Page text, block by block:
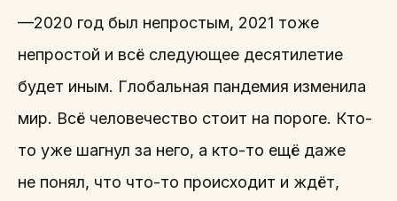
—2020 год был непростым, 2021 тоже
непростой и всё следующее десятилетие
будет иным. Глобальная пандемия изменила
мир. Всё человечество стоит на пороге. Кто-
то уже шагнул за него, а кто-то ещё даже
не понял, что что-то происходит и ждёт,